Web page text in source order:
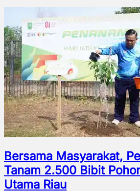
Bersama Masyarakat,
Tanam 2.500 Bibit
Utama Riau